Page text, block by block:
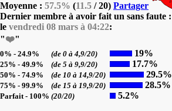
Moyenne : 57.5% (11.5 / 20) Partager
Dernier membre à avoir fait un sans faute :
le vendredi 08 mars à 04:22:
"❤️"
0% - 24.9% (de 0 à 4,9/20) 19%
25% - 49.9% (de 5 à 9,9/20) 17.7%
50% - 74.9% (de 10 à 14,9/20) 29.5%
75% - 99.9% (de 15 à 19,9/20) 28.5%
Parfait - 100% (20/20) 5.2%